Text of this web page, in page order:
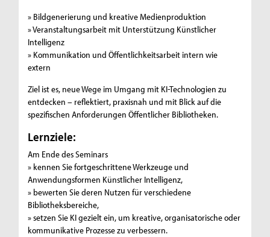
» Bildgenerierung und kreative Medienproduktion
» Veranstaltungsarbeit mit Unterstützung Künstlicher
Intelligenz
» Kommunikation und Öffentlichkeitsarbeit intern wie
extern
Ziel ist es, neue Wege im Umgang mit KI-Technologien zu
entdecken – reflektiert, praxisnah und mit Blick auf die
spezifischen Anforderungen Öffentlicher Bibliotheken.
Lernziele:
Am Ende des Seminars
» kennen Sie fortgeschrittene Werkzeuge und
Anwendungsformen Künstlicher Intelligenz,
» bewerten Sie deren Nutzen für verschiedene
Bibliotheksbereiche,
» setzen Sie KI gezielt ein, um kreative, organisatorische oder
kommunikative Prozesse zu verbessern.